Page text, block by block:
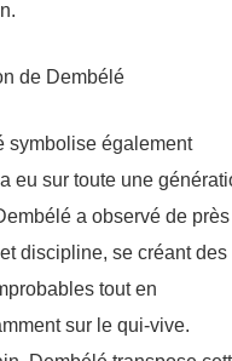
symbolise également
eu sur toute une
a observé de près
discipline, se créant des
tout en
sur le qui-vive.